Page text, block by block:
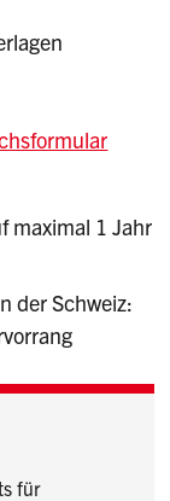
maximal 1 Jahr
der Schweiz:
für